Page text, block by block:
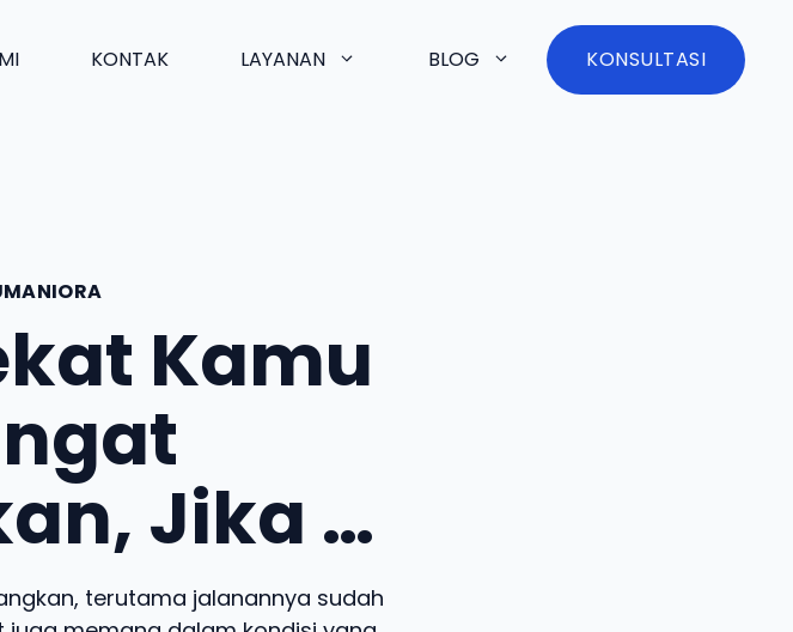
KONTAK LAYANAN BLOG KONSULTASI
Kamu
Jika …
terutama jalanannya sudah